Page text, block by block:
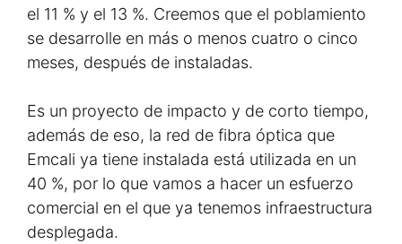
el 11 % y el 13 %. Creemos que el poblamiento
se desarrolle en más o menos cuatro o cinco
meses, después de instaladas.
Es un proyecto de impacto y de corto tiempo,
además de eso, la red de fibra óptica que
Emcali ya tiene instalada está utilizada en un
40 %, por lo que vamos a hacer un esfuerzo
comercial en el que ya tenemos infraestructura
desplegada.